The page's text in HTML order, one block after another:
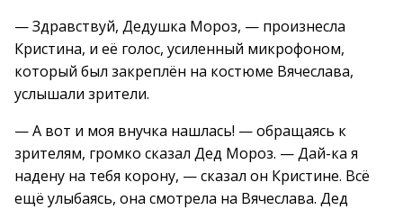
— Здравствуй, Дедушка Мороз, — произнесла
Кристина, и её голос, усиленный микрофоном,
который был закреплён на костюме Вячеслава,
услышали зрители.
— А вот и моя внучка нашлась! — обращаясь к
зрителям, громко сказал Дед Мороз. — Дай-ка я
надену на тебя корону, — сказал он Кристине. Всё
ещё улыбаясь, она смотрела на Вячеслава. Дед